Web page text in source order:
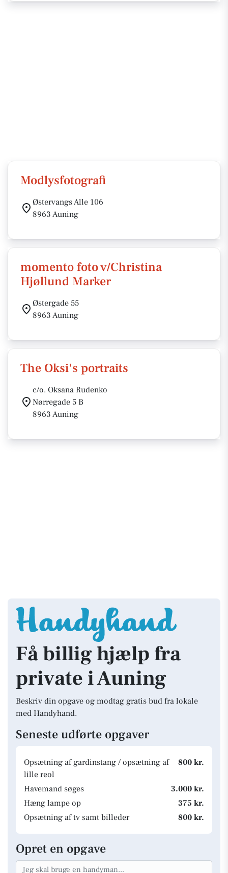
Modlysfotografi
Østervangs Alle 106
8963 Auning
momento foto v/Christina
Hjøllund Marker
Østergade 55
8963 Auning
The Oksi's portraits
c/o. Oksana Rudenko
Nørregade 5 B
8963 Auning
Få billig hjælp fra
private i Auning
Beskriv din opgave og modtag gratis bud fra lokale
med Handyhand.
Seneste udførte opgaver
Opsætning af gardinstang / opsætning af
lille reol
800 kr.
Havemand søges
3.000 kr.
Hæng lampe op
375 kr.
Opsætning af tv samt billeder
800 kr.
Opret en opgave